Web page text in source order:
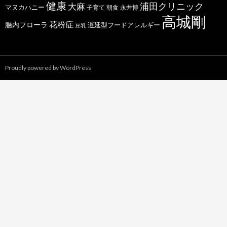
マヌカハニー 健康 大麻 子育て 朝食 永井博 浦田クリニック
腸内フローラ 花粉症 豆乳 遅延型フードアレルギー 高城剛
Proudly powered by WordPress